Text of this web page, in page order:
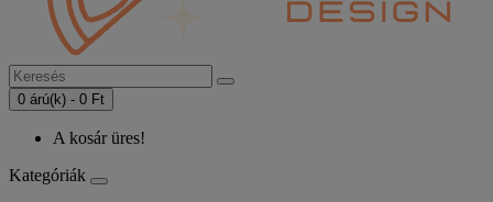
0 árú(k) - 0 Ft
A kosár üres!
Kategóriák